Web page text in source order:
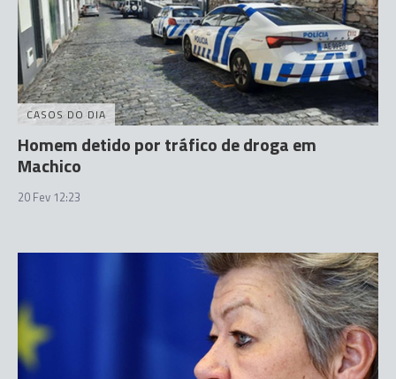
CASOS DO DIA
Homem detido por tráfico de droga em
Machico
20 Fev 12:23